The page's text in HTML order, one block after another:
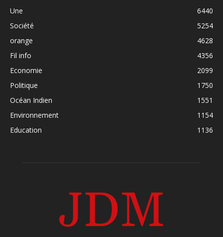
Une
6440
Société
5254
orange
4628
Fil info
4356
Economie
2099
Politique
1750
Océan Indien
1551
Environnement
1154
Education
1136